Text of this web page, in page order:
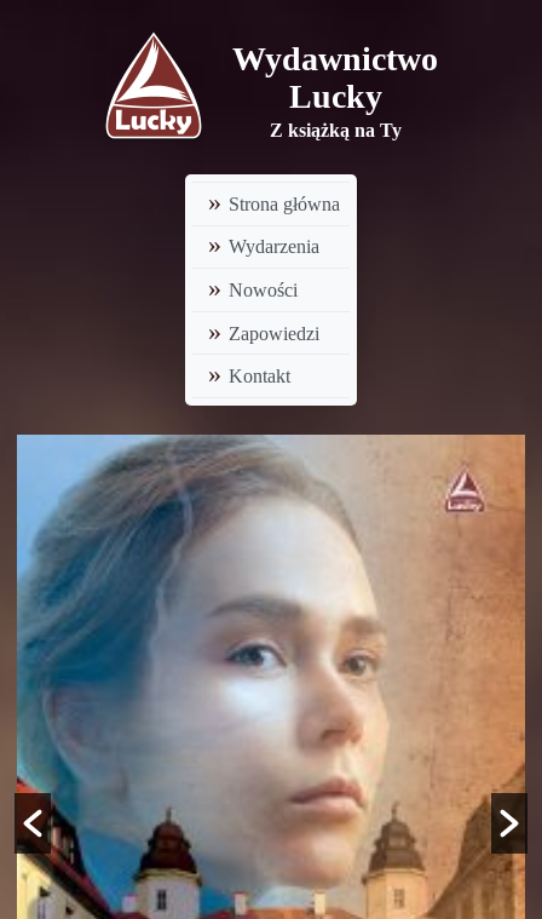
Wydawnictwo
Lucky
Z książką na Ty
Strona główna
Wydarzenia
Nowości
Zapowiedzi
Kontakt